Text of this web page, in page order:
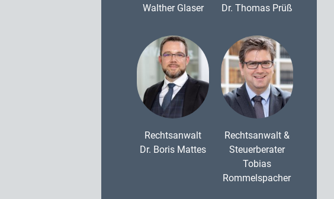
Walther Glaser
Dr. Thomas Prüß
Rechtsanwalt
Dr. Boris Mattes
Rechtsanwalt &
Steuerberater
Tobias
Rommelspacher